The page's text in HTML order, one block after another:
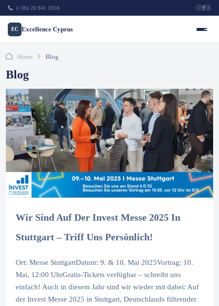
(+36) 20 941 1856
EC Excellence Cyprus
Home Blog
Blog
Wir Sind Auf Der Invest Messe 2025 In
Stuttgart – Triff Uns Persönlich!
Ort: Messe StuttgartDatum: 9. & 10. Mai 2025Vortrag: 10.
Mai, 12:00 UhrGratis-Tickets verfügbar – schreibt uns
einfach! Auch in diesem Jahr sind wir wieder mit dabei: Auf
der Invest Messe 2025 in Stuttgart, Deutschlands führender